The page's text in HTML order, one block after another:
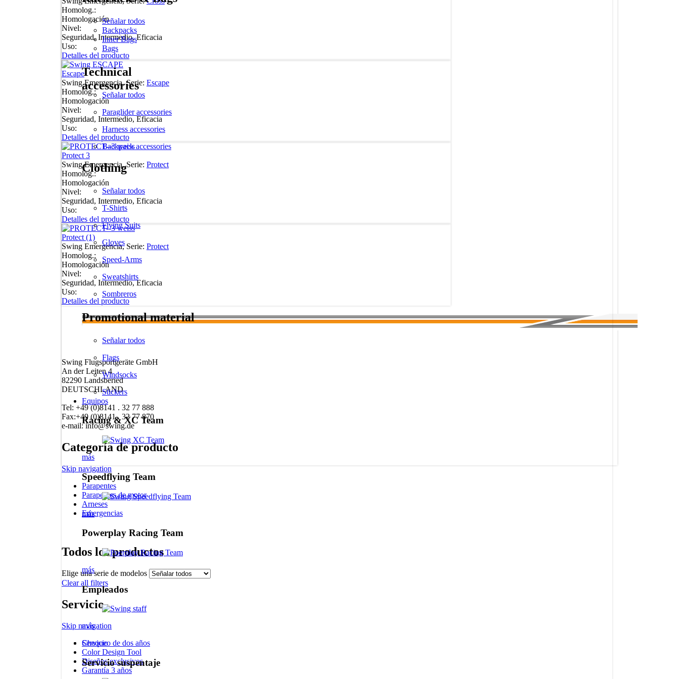
Señalar todos
Backpacks
Inner Bags
Bags
Technical
accessories
Señalar todos
Paraglider accessories
Harness accessories
Backpack accessories
Clothing
Señalar todos
T-Shirts
Flying Suits
Gloves
Speed-Arms
Sweatshirts
Sombreros
Promotional material
Señalar todos
Flags
Windsocks
Stickers
Equipos
Racing & XC Team
más
Speedflying Team
más
Powerplay Racing Team
más
Empleados
más
Servicio
Servicio suspentaje
Homolog.:
Homologación
Nivel:
Seguridad, Intermedio, Eficacia
Uso:
Detalles del producto
Escape
Swing Emergencia, Serie: Escape
Homolog.:
Homologación
Nivel:
Seguridad, Intermedio, Eficacia
Uso:
Detalles del producto
Protect 3
Swing Emergencia, Serie: Protect
Homolog.:
Homologación
Nivel:
Seguridad, Intermedio, Eficacia
Uso:
Detalles del producto
Protect (1)
Swing Emergencia, Serie: Protect
Homolog.:
Homologación
Nivel:
Seguridad, Intermedio, Eficacia
Uso:
Detalles del producto
Swing Flugsportgeräte GmbH
An der Leiten 4
82290 Landsberied
DEUTSCHLAND
Tel: +49 (0)8141 . 32 77 888
Fax:+49 (0)8141 . 32 77 870
e-mail: info@swing.de
Categoría de producto
Skip navigation
Parapentes
Parapentes de motor
Arneses
Emergencias
Todos los productos
Elige una serie de modelos
Clear all filters
Servicio
Skip navigation
Chequeo de dos años
Color Design Tool
Diseños exclusivos
Garantía 3 años